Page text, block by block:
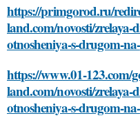
https://primgorod.ru/
land.com/novosti/
otnosheniya-s-drugom-
https://www.01-123.com/
land.com/novosti/
otnosheniya-s-drugom-